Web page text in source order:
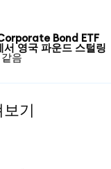
Bond ETF
영국 파운드 스털링
음
기